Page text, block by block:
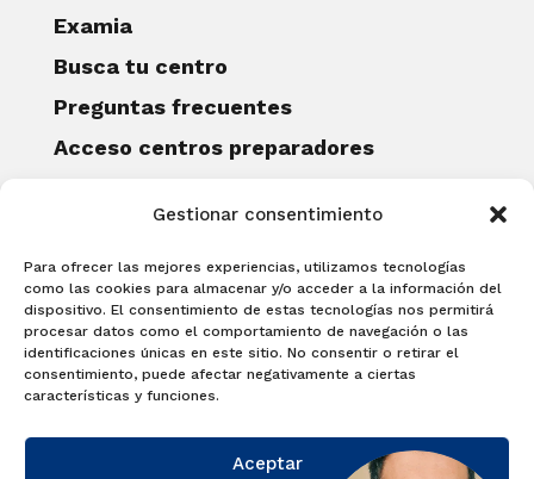
Gestionar consentimiento
Para ofrecer las mejores experiencias, utilizamos tecnologías
como las cookies para almacenar y/o acceder a la información del
dispositivo. El consentimiento de estas tecnologías nos permitirá
procesar datos como el comportamiento de navegación o las
identificaciones únicas en este sitio. No consentir o retirar el
consentimiento, puede afectar negativamente a ciertas
características y funciones.
Aceptar
Examia
Busca tu centro
Preguntas frecuentes
Acceso centros preparadores
Becas Examia
Contacto
CERTIFICACIONES
Linguaskill
Cambridge English Qualifications
EXAMÍNATE
Matricúlate con nosotros y obtén tu